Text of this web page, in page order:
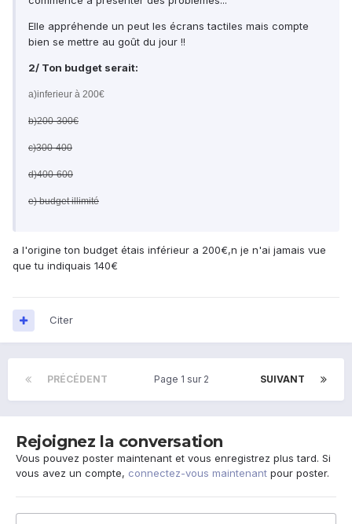
Elle appréhende un peut les écrans tactiles mais compte
bien se mettre au goût du jour !!
2/ Ton budget serait:
a)inferieur à 200€
b)200-300€
c)300-400
d)400-600
e) budget illimité
a l'origine ton budget étais inférieur a 200€,n je n'ai jamais vue
que tu indiquais 140€
Citer
PRÉCÉDENT SUIVANT
Page 1 sur 2
Rejoignez la conversation
Vous pouvez poster maintenant et vous enregistrez plus tard. Si
vous avez un compte, connectez-vous maintenant pour poster.